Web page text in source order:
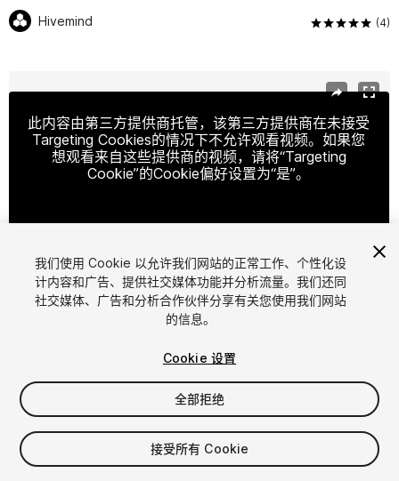
Hivemind (4)
此内容由第三方提供商托管，该第三方提供商在未接受
Targeting Cookies的情况下不允许观看视频。如果您
想观看来自这些提供商的视频，请将“Targeting
Cookie”的Cookie偏好设置为“是”。
Cookie设置
1/12
$49.99
我们使用 Cookie 以允许我们网站的正常工作、个性化设
计内容和广告、提供社交媒体功能并分析流量。我们还同
社交媒体、广告和分析合作伙伴分享有关您使用我们网站
的信息。
Cookie 设置
全部拒绝
接受所有 Cookie